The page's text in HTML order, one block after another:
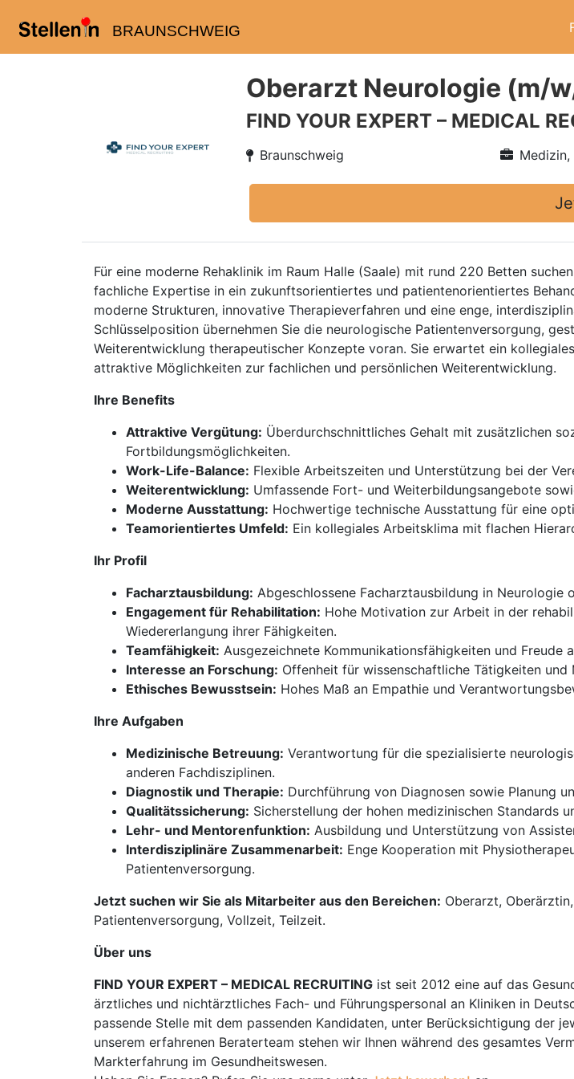
BRAUNSCHWEIG
Oberarzt Neurologie (m/
FIND YOUR EXPERT – MEDICAL
Braunschweig Medizin,
Für eine moderne Rehaklinik im Raum Halle (Saale) mit rund 220 Betten
fachliche Expertise in ein zukunftsorientiertes und patientenorientiertes
moderne Strukturen, innovative Therapieverfahren und eine enge,
Schlüsselposition übernehmen Sie die neurologische Patientenversorgung,
Weiterentwicklung therapeutischer Konzepte voran. Sie erwartet ein
attraktive Möglichkeiten zur fachlichen und persönlichen Weiterentwicklung.
Ihre Benefits
Attraktive Vergütung: Überdurchschnittliches Gehalt mit zusätzlichen
Fortbildungsmöglichkeiten.
Work-Life-Balance: Flexible Arbeitszeiten und Unterstützung bei der
Weiterentwicklung: Umfassende Fort- und Weiterbildungsangebote
Moderne Ausstattung: Hochwertige technische Ausstattung für eine
Teamorientiertes Umfeld: Ein kollegiales Arbeitsklima mit flachen
Ihr Profil
Facharztausbildung: Abgeschlossene Facharztausbildung in
Engagement für Rehabilitation: Hohe Motivation zur Arbeit in der
Wiedererlangung ihrer Fähigkeiten.
Teamfähigkeit: Ausgezeichnete Kommunikationsfähigkeiten und Freude
Interesse an Forschung: Offenheit für wissenschaftliche Tätigkeiten
Ethisches Bewusstsein: Hohes Maß an Empathie und
Ihre Aufgaben
Medizinische Betreuung: Verantwortung für die spezialisierte
anderen Fachdisziplinen.
Diagnostik und Therapie: Durchführung von Diagnosen sowie Planung
Qualitätssicherung: Sicherstellung der hohen medizinischen Standards
Lehr- und Mentorenfunktion: Ausbildung und Unterstützung von
Interdisziplinäre Zusammenarbeit: Enge Kooperation mit
Patientenversorgung.
Jetzt suchen wir Sie als Mitarbeiter aus den Bereichen: Oberarzt,
Patientenversorgung, Vollzeit, Teilzeit.
Über uns
FIND YOUR EXPERT – MEDICAL RECRUITING ist seit 2012 eine auf das
ärztliches und nichtärztliches Fach- und Führungspersonal an Kliniken in
passende Stelle mit dem passenden Kandidaten, unter Berücksichtigung der
unserem erfahrenen Beraterteam stehen wir Ihnen während des gesamtes
Markterfahrung im Gesundheitswesen.